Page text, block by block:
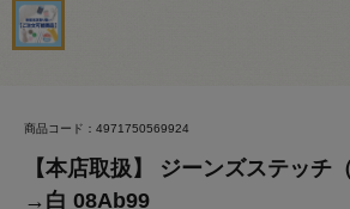
商品コード：4971750569924
【本店取扱】 ジーンズステッチ
→白 08Ab99_